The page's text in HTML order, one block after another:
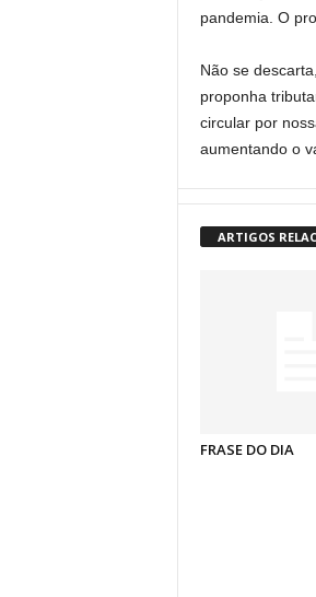
pandemia. O
Não se
proponha
circular por
aumentando o
ARTIGOS
FRASE DO DIA